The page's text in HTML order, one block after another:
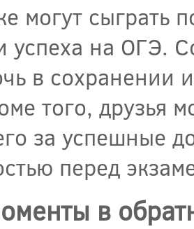
могут сыграть
успеха на ОГЭ.
в сохранении
того, друзья
за успешные
перед
в